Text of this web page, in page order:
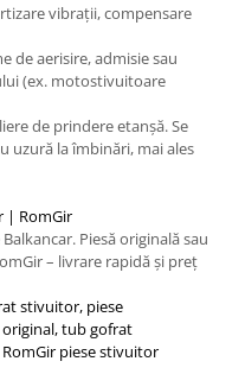
vibrații, compensare
de aerisire, admisie sau
(ex. motostivuitoare
de prindere etanșă. Se
uzură la îmbinări, mai ales
| RomGir
Piesă originală sau
– livrare rapidă și preț
stivuitor, piese
tub gofrat
piese stivuitor